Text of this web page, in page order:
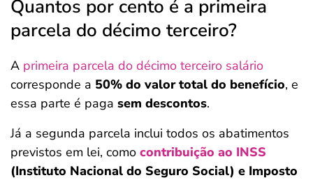
Quantos por cento é a primeira
parcela do décimo terceiro?
A primeira parcela do décimo terceiro salário
corresponde a 50% do valor total do benefício, e
essa parte é paga sem descontos.
Já a segunda parcela inclui todos os abatimentos
previstos em lei, como contribuição ao INSS
(Instituto Nacional do Seguro Social) e Imposto